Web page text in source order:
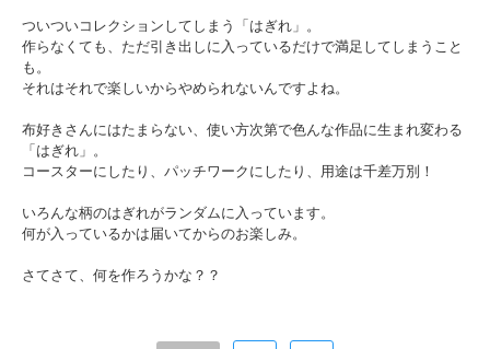
ついついコレクションしてしまう「はぎれ」。
作らなくても、ただ引き出しに入っているだけで満足してしまうこと
も。
それはそれで楽しいからやめられないんですよね。
布好きさんにはたまらない、使い方次第で色んな作品に生まれ変わる
「はぎれ」。
コースターにしたり、パッチワークにしたり、用途は千差万別！
いろんな柄のはぎれがランダムに入っています。
何が入っているかは届いてからのお楽しみ。
さてさて、何を作ろうかな？？